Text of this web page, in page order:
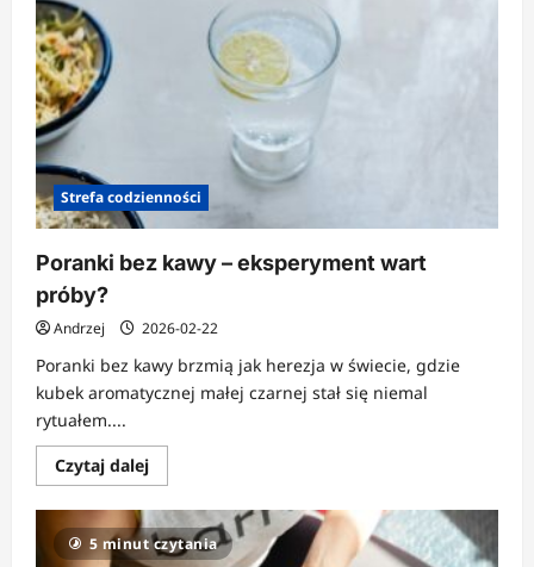
Strefa codzienności
Poranki bez kawy – eksperyment wart
próby?
Andrzej 2026-02-22
Poranki bez kawy brzmią jak herezja w świecie, gdzie
kubek aromatycznej małej czarnej stał się niemal
rytuałem....
Czytaj dalejDowiedz
się
o
Poranki
bez
5 minut czytania